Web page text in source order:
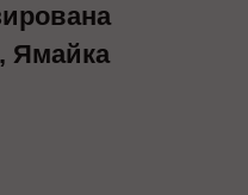
Ямайка